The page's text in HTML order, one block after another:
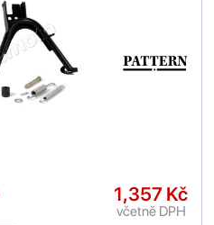
1,357 Kč
včetně DPH